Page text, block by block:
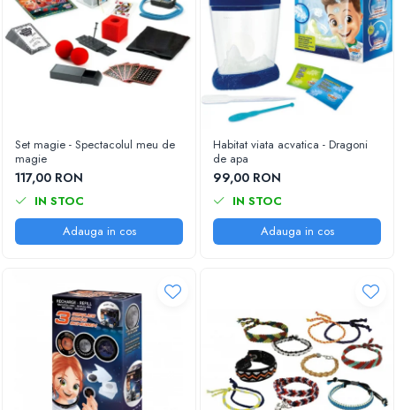
Set magie - Spectacolul meu de
magie
117,00 RON
IN STOC
Adauga in cos
Habitat viata acvatica - Dragoni
de apa
99,00 RON
IN STOC
Adauga in cos